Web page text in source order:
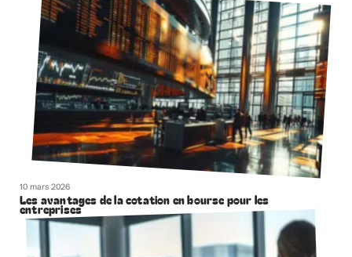
10 mars 2026
Les avantages de la cotation en bourse pour les
entreprises